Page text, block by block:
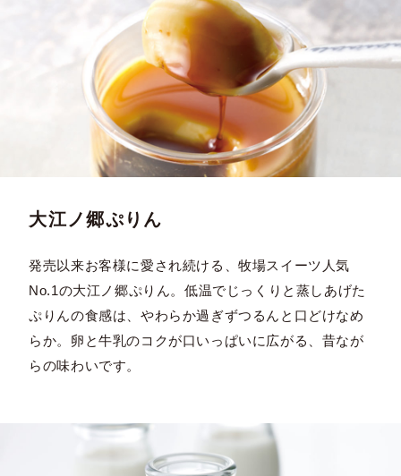
大江ノ郷ぷりん
発売以来お客様に愛され続ける、牧場スイーツ人気
No.1の大江ノ郷ぷりん。低温でじっくりと蒸しあげた
ぷりんの食感は、やわらか過ぎずつるんと口どけなめ
らか。卵と牛乳のコクが口いっぱいに広がる、昔なが
らの味わいです。